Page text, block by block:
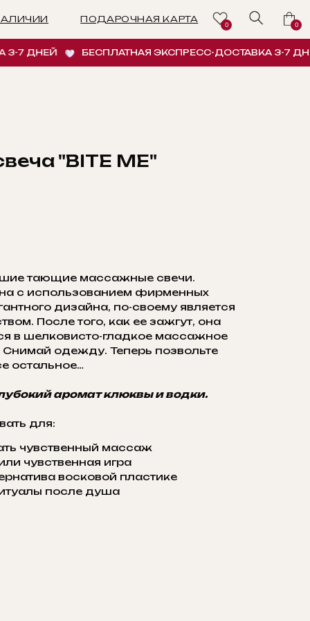
ПОДАРОЧНАЯ КАРТА
0 0
ДНЕЙ БЕСПЛАТНАЯ ЭКСПРЕСС-ДОСТАВКА 3-7 ДНЕЙ
"BITE ME"
тающие массажные свечи.
с использованием фирменных
дизайна, по-своему является
После того, как ее зажгут, она
в шелковисто-гладкое массажное
одежду. Теперь позвольте
остальное…
аромат клюквы и водки.
для:
чувственный массаж
чувственная игра
восковой пластике
после душа